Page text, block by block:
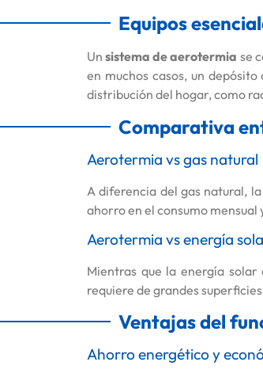
Equipos
Unsistema de aerotermia se
en muchos casos, un
distribución del hogar, como
Comparativa
Aerotermia vs gas natural
A diferencia del gas natural,
ahorro en el consumo
Aerotermia vs energía
Mientras que la energía
requiere de grandes
Ventajas del
Ahorro energético y